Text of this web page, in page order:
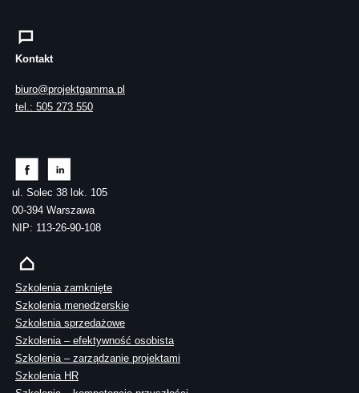
Kontakt
biuro@projektgamma.pl
tel.: 505 273 550
ul. Solec 38 lok. 105
00-394 Warszawa
NIP: 113-26-90-108
Szkolenia zamknięte
Szkolenia menedżerskie
Szkolenia sprzedażowe
Szkolenia – efektywność osobista
Szkolenia – zarządzanie projektami
Szkolenia HR